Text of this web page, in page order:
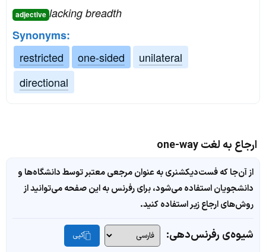
adjective lacking breadth
Synonyms:
restricted
one-sided
unilateral
directional
ارجاع به لغت one-way
از آن‌جا که فست‌دیکشنری به عنوان مرجعی معتبر توسط دانشگاه‌ها و
دانشجویان استفاده می‌شود، برای رفرنس به این صفحه می‌توانید از
روش‌های ارجاع زیر استفاده کنید.
شیوه‌ی رفرنس‌دهی: کپی